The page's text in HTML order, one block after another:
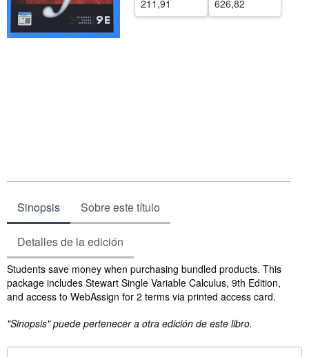
211,91
626,82
Sinopsis Sobre este título
Detalles de la edición
Sinopsis
Students save money when purchasing bundled products. This
package includes Stewart Single Variable Calculus, 9th Edition,
and access to WebAssign for 2 terms via printed access card.
"Sinopsis" puede pertenecer a otra edición de este libro.